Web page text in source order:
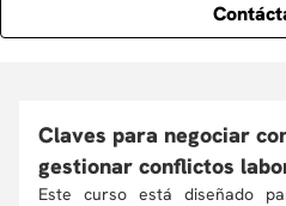
Claves para negociar
gestionar conflictos
Este curso está diseñado